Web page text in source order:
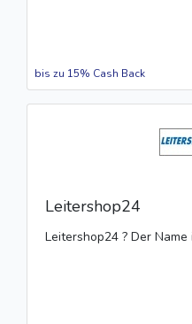
bis zu 15% Cash Back
Leitershop24
Leitershop24 ? Der Name